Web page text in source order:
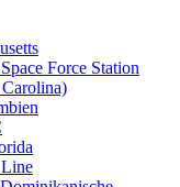
Force Station